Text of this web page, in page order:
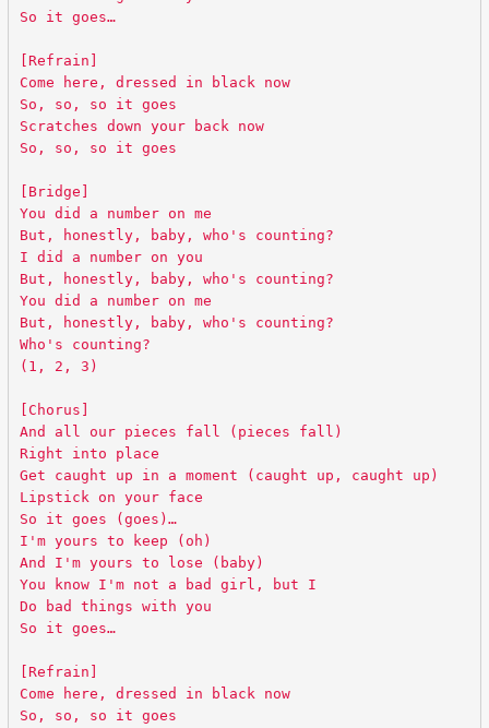
So it goes…
[Refrain]
Come here, dressed in black now
So, so, so it goes
Scratches down your back now
So, so, so it goes
[Bridge]
You did a number on me
But, honestly, baby, who's counting?
I did a number on you
But, honestly, baby, who's counting?
You did a number on me
But, honestly, baby, who's counting?
Who's counting?
(1, 2, 3)
[Chorus]
And all our pieces fall (pieces fall)
Right into place
Get caught up in a moment (caught up, caught up)
Lipstick on your face
So it goes (goes)…
I'm yours to keep (oh)
And I'm yours to lose (baby)
You know I'm not a bad girl, but I
Do bad things with you
So it goes…
[Refrain]
Come here, dressed in black now
So, so, so it goes